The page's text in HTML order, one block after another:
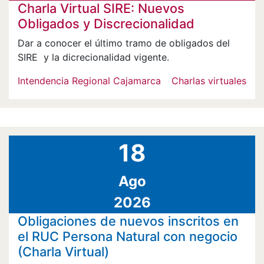
Charla Virtual SIRE: Nuevos
Obligados y Discrecionalidad
Dar a conocer el último tramo de obligados del
SIRE y la dicrecionalidad vigente.
Intendencia Regional Cajamarca
Charlas virtuales
18
Ago
2026
Obligaciones de nuevos inscritos en
el RUC Persona Natural con negocio
(Charla Virtual)